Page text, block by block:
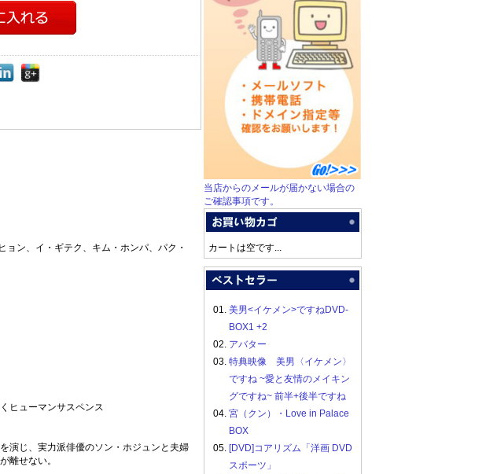
ョン、イ・ギテク、キム・ホンパ、パク・
ヒューマンサスペンス
演じ、実力派俳優のソン・ホジュンと夫婦
離せない。
当店からのメールが届かない場合の
ご確認事項です。
カートは空です...
01. 美男<イケメン>ですねDVD-
BOX1 +2
02. アバター
03. 特典映像 美男〈イケメン〉
ですね ~愛と友情のメイキン
グですね~ 前半+後半ですね
04. 宮（クン）・Love in Palace
BOX
05. [DVD]コアリズム「洋画 DVD
スポーツ」